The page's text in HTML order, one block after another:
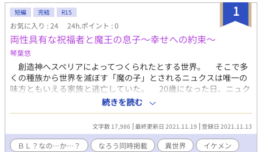
1
短編 完結 R15
お気に入り : 24 24h.ポイント : 0
両性具有な祝福者と魔王の息子～幸せへの約束～
琴葉悠
創造神へスペリアによってつくられたとする世界。 そこで多
くの種族から世界を滅ぼす「魔の子」とされるニュクスは唯一の
味方ともいえる家族と逃亡していた。 20歳になった日、ニュク
スは運命的な出会いを――再開を果たす。 これは、一つだけ違
うもう一つ物語。 ※両性具有な祝福者と魔王の息子～壊れた二人
～と少しだけ違うお話です。
続きを読む
文字数 17,986 最終更新日 2021.11.19 登録日 2021.11.13
ＢＬ？なの…か…？ なろう同時掲載 異世界
イケメン